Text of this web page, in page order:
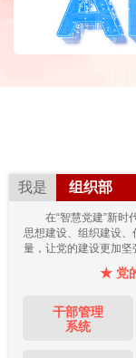
我是 组织部
在“智慧党建”新时
思想建设、组织建设
量，让党的建设更加坚
★ 党
干部管理
系统